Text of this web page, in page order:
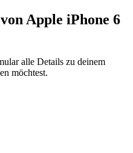
Apple iPhone 6
alle Details zu deinem
möchtest.